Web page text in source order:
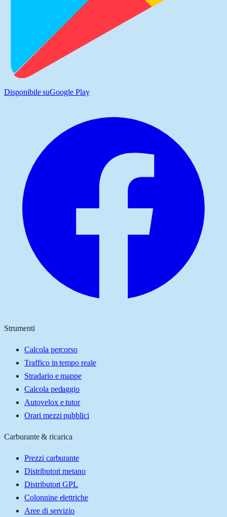
Disponibile suGoogle Play
Strumenti
Calcola percorso
Traffico in tempo reale
Stradario e mappe
Calcola pedaggio
Autovelox e tutor
Orari mezzi pubblici
Carburante & ricarica
Prezzi carburante
Distributori metano
Distributori GPL
Colonnine elettriche
Aree di servizio